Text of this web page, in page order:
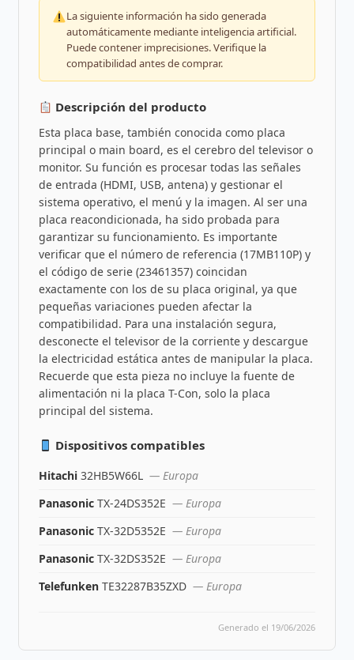
La siguiente información ha sido generada
automáticamente mediante inteligencia artificial.
Puede contener imprecisiones. Verifique la
compatibilidad antes de comprar.
Descripción del producto
Esta placa base, también conocida como placa
principal o main board, es el cerebro del televisor o
monitor. Su función es procesar todas las señales
de entrada (HDMI, USB, antena) y gestionar el
sistema operativo, el menú y la imagen. Al ser una
placa reacondicionada, ha sido probada para
garantizar su funcionamiento. Es importante
verificar que el número de referencia (17MB110P) y
el código de serie (23461357) coincidan
exactamente con los de su placa original, ya que
pequeñas variaciones pueden afectar la
compatibilidad. Para una instalación segura,
desconecte el televisor de la corriente y descargue
la electricidad estática antes de manipular la placa.
Recuerde que esta pieza no incluye la fuente de
alimentación ni la placa T-Con, solo la placa
principal del sistema.
Dispositivos compatibles
Hitachi 32HB5W66L — Europa
Panasonic TX-24DS352E — Europa
Panasonic TX-32D5352E — Europa
Panasonic TX-32DS352E — Europa
Telefunken TE32287B35ZXD — Europa
Generado el 19/06/2026